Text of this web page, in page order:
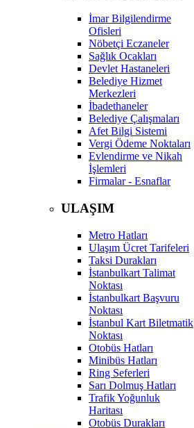
İmar Bilgilendirme
Ofisleri
Nöbetçi Eczaneler
Sağlık Ocakları
Devlet Hastaneleri
Belediye Hizmet
Merkezleri
İbadethaneler
Belediye Çalışmaları
Afet Bilgi Sistemi
Vergi Ödeme Noktaları
Evlendirme ve Nikah
İşlemleri
Firmalar - Esnaflar
ULAŞIM
Metro Hatları
Ulaşım Ücret Tarifeleri
Taksi Durakları
İstanbulkart Talimat
Noktası
İstanbulkart Başvuru
Noktası
İstanbul Kart Biletmatik
Noktası
Otobüs Hatları
Minibüs Hatları
Ring Seferleri
Sarı Dolmuş Hatları
Trafik Yoğunluk
Haritası
Otobüs Durakları